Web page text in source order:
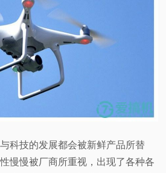
科技的发展都会被新鲜产品所替
慢慢被厂商所重视，出现了各种各